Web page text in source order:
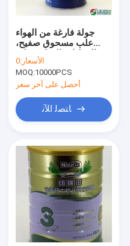
جولة فارغة من الهواء
علب مسحوق صفيح،
صغيرة زخرفية
الأسعار:0
MOQ:10000PCS
أحصل على آخر سعر
ﺎﺘﺼﻟ ﺍﻶﻧ